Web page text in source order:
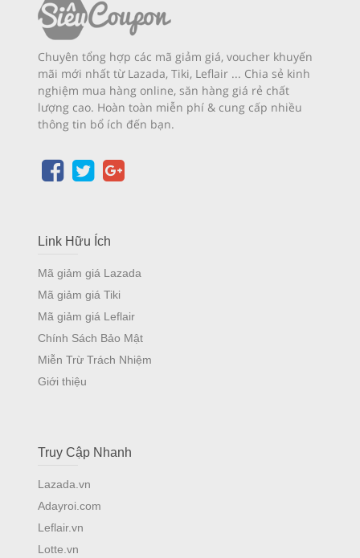
Chuyên tổng hợp các mã giảm giá, voucher khuyến
mãi mới nhất từ Lazada, Tiki, Leflair ... Chia sẻ kinh
nghiệm mua hàng online, săn hàng giá rẻ chất
lượng cao. Hoàn toàn miễn phí & cung cấp nhiều
thông tin bổ ích đến bạn.
Link Hữu Ích
Mã giảm giá Lazada
Mã giảm giá Tiki
Mã giảm giá Leflair
Chính Sách Bảo Mật
Miễn Trừ Trách Nhiệm
Giới thiệu
Truy Cập Nhanh
Lazada.vn
Adayroi.com
Leflair.vn
Lotte.vn